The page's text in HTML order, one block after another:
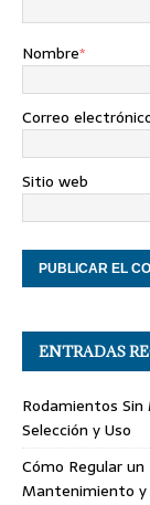
Nombre*
Correo
Sitio web
ENTRADAS
Rodamientos
Selección y Uso
Cómo Regular
Mantenimiento